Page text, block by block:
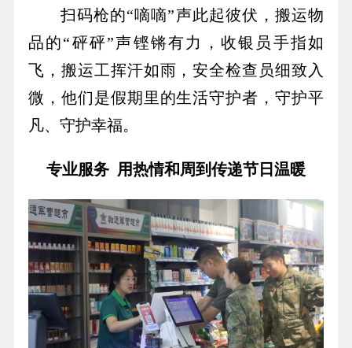
扫码枪的“嘀嘀”声此起彼伏，搬运物
品的“砰砰”声铿锵有力，收银员手指如
飞，搬运工挥汗如雨，安全检查员细致入
微，他们是假期里的生活守护者，守护平
凡、守护幸福。
专业服务 用热情和周到传递节日温暖